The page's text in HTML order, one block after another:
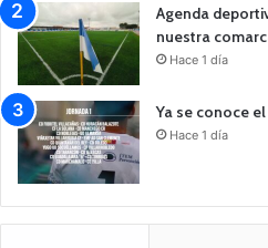
Agenda
nuestra
Hace 1 día
Ya se conoce
Hace 1 día